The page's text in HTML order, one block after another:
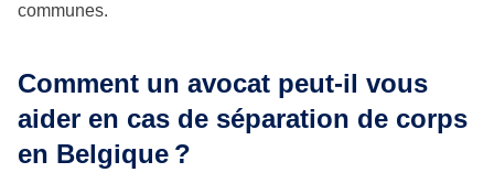
communes.
Comment un avocat peut-il vous
aider en cas de séparation de corps
en Belgique ?